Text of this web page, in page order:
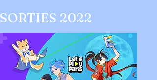
SORTIES 2022